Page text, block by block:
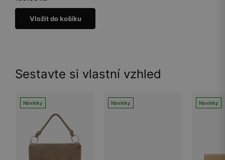
Vložit do košíku
Sestavte si vlastní vzhled
Novinky Novinky Novinky